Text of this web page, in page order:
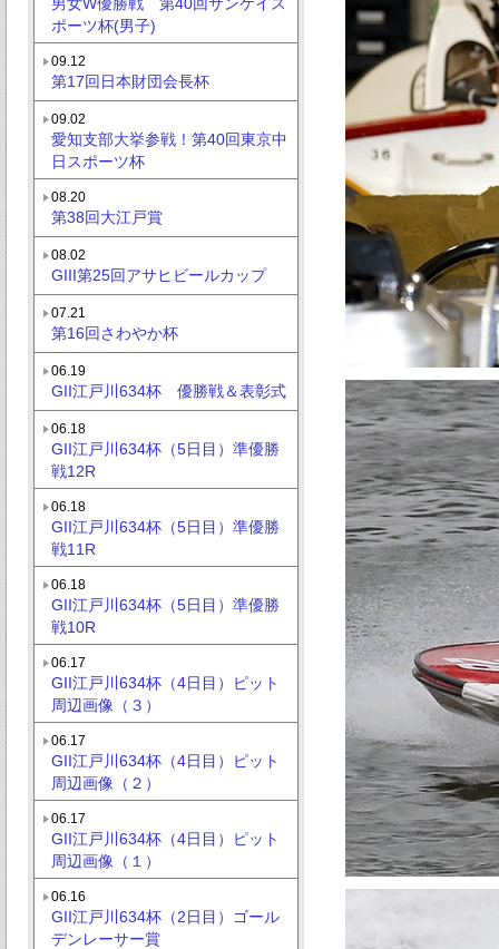
ポーツ杯(男子)
09.12
第17回日本財団会長杯
09.02
愛知支部大挙参戦！第40回東京中
日スポーツ杯
08.20
第38回大江戸賞
08.02
GIII第25回アサヒビールカップ
07.21
第16回さわやか杯
06.19
GII江戸川634杯 優勝戦＆表彰式
06.18
GII江戸川634杯（5日目）準優勝
戦12R
06.18
GII江戸川634杯（5日目）準優勝
戦11R
06.18
GII江戸川634杯（5日目）準優勝
戦10R
06.17
GII江戸川634杯（4日目）ピット
周辺画像（３）
06.17
GII江戸川634杯（4日目）ピット
周辺画像（２）
06.17
GII江戸川634杯（4日目）ピット
周辺画像（１）
06.16
GII江戸川634杯（2日目）ゴール
デンレーサー賞